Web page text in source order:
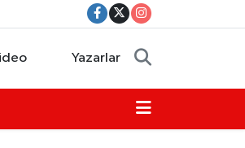
Yazarlar